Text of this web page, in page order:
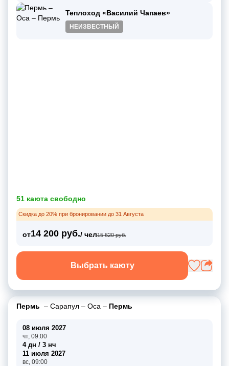
Теплоход «Василий Чапаев»
НЕИЗВЕСТНЫЙ
51 каюта свободно
Скидка до 20% при бронировании до 31 Августа
от14 200 руб./ чел15 620 руб.
Выбрать каюту
Пермь – Сарапул – Оса – Пермь
08 июля 2027
чт, 09:00
4 дн / 3 нч
11 июля 2027
вс, 09:00